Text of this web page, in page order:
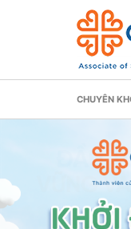
CHUYÊN